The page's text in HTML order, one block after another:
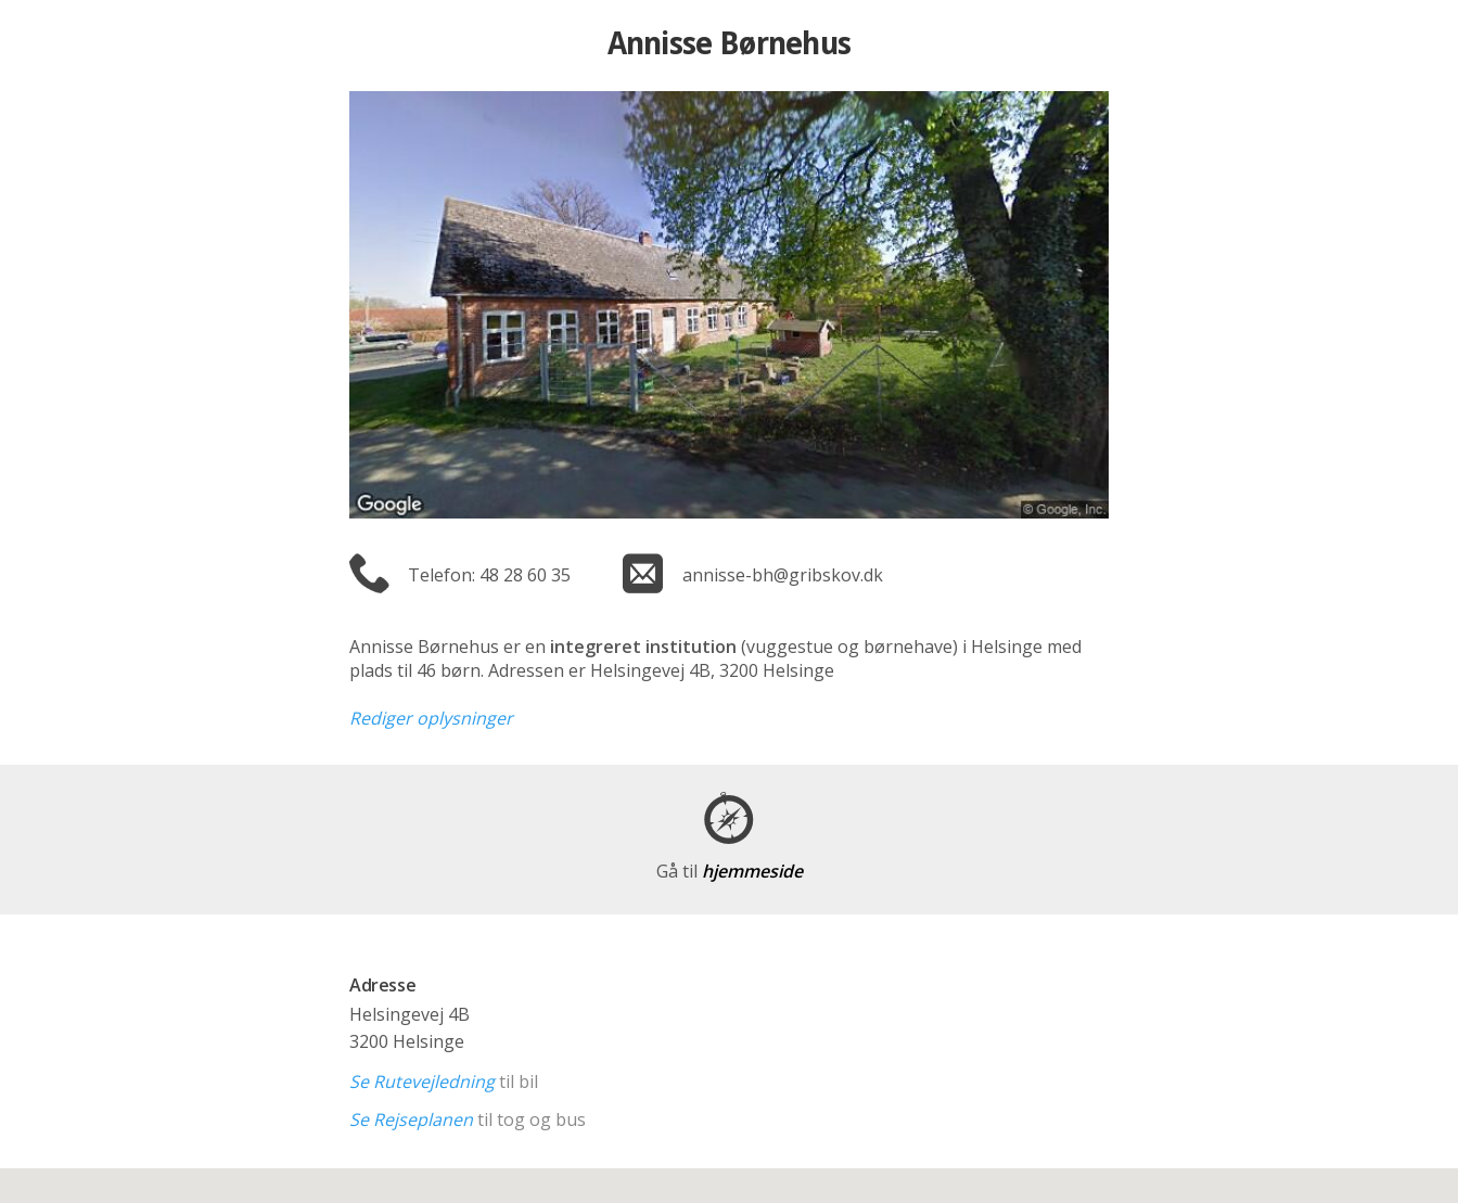
Annisse Børnehus
Telefon: 48 28 60 35 annisse-bh@gribskov.dk
Annisse Børnehus er en integreret institution (vuggestue og børnehave) i Helsinge med
plads til 46 børn. Adressen er Helsingevej 4B, 3200 Helsinge
Rediger oplysninger
Gå til hjemmeside
Adresse
Helsingevej 4B
3200 Helsinge
Se Rutevejledningtil bil
Se Rejseplanentil tog og bus